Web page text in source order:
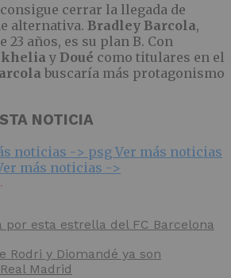
cerrar la llegada de
alternativa. Bradley Barcola,
23 años, es su plan B. Con
y Doué como titulares en el
buscaría más protagonismo
NOTICIA
noticias -> psg Ver más noticias
más noticias ->
por esta estrella del FC Barcelona
Rodri y Diomandé ya son
Madrid